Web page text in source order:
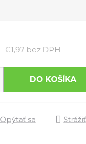
€1,97 bez DPH
DO KOŠÍKA
Opýtať sa Strážiť